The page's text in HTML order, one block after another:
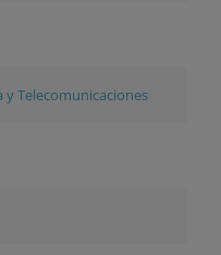
y Telecomunicaciones